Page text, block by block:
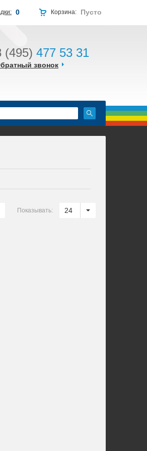
(495) 477 53 31
звонок
Показывать: 24
Корзина: Пусто
0